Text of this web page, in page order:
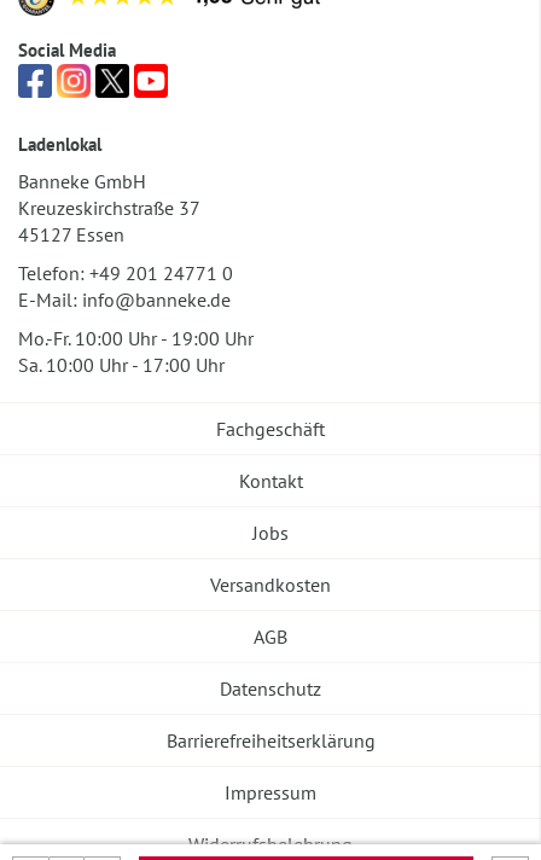
Social Media
Ladenlokal
Banneke GmbH
Kreuzeskirchstraße 37
45127 Essen
Telefon: +49 201 24771 0
E-Mail: info@banneke.de
Mo.-Fr. 10:00 Uhr - 19:00 Uhr
Sa. 10:00 Uhr - 17:00 Uhr
Fachgeschäft
Kontakt
Jobs
Versandkosten
AGB
Datenschutz
Barrierefreiheitserklärung
Impressum
Widerrufsbelehrung